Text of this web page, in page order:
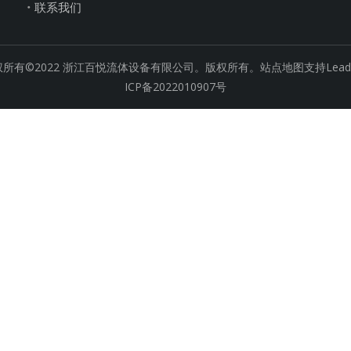
联系我们
有©2022 浙江百悦流体设备有限公司。版权所有。 站点地图支持
ICP备2022010907号